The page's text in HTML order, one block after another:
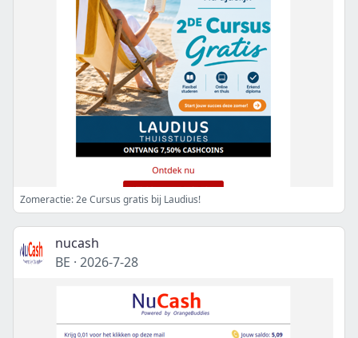
Zomeractie: 2e Cursus gratis bij Laudius!
nucash
BE · 2026-7-28